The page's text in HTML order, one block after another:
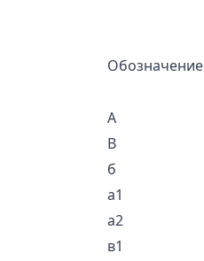
Обозначение
А
В
б
а1
а2
в1